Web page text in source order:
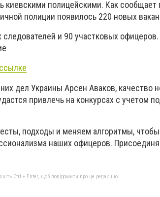
киевскими полицейскими. Как
полиции появилось 220 новых
и 90 участковых
дел Украины Арсен Аваков, качество
привлечь на конкурсах с учетом
подходы и меняем алгоритмы, чтобы
наших офицеров.
Ctrl + Enter, щоб повідомити про це редакцію